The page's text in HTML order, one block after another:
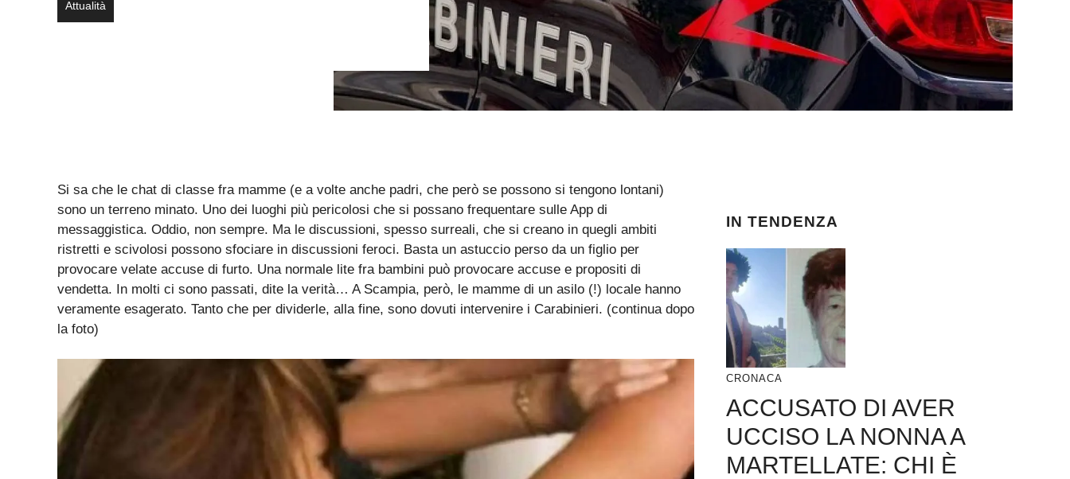
Attualità
Si sa che le chat di classe fra mamme (e a volte anche padri, che però se possono si tengono lontani)
sono un terreno minato. Uno dei luoghi più pericolosi che si possano frequentare sulle App di
messaggistica. Oddio, non sempre. Ma le discussioni, spesso surreali, che si creano in quegli ambiti
ristretti e scivolosi possono sfociare in discussioni feroci. Basta un astuccio perso da un figlio per
provocare velate accuse di furto. Una normale lite fra bambini può provocare accuse e propositi di
vendetta. In molti ci sono passati, dite la verità… A Scampia, però, le mamme di un asilo (!) locale hanno
veramente esagerato. Tanto che per dividerle, alla fine, sono dovuti intervenire i Carabinieri. (continua dopo
la foto)
IN TENDENZA
CRONACA
ACCUSATO DI AVER
UCCISO LA NONNA A
MARTELLATE: CHI È